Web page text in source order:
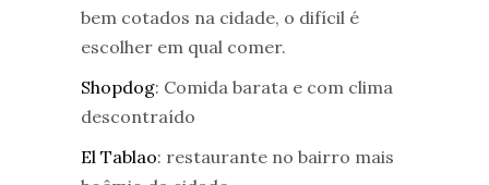
bem cotados na cidade, o difícil é
escolher em qual comer.
Shopdog: Comida barata e com clima
descontraído
El Tablao: restaurante no bairro mais